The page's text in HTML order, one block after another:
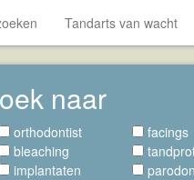
Tandarts van wacht
naar
orthodontist
bleaching
implantaten
facings